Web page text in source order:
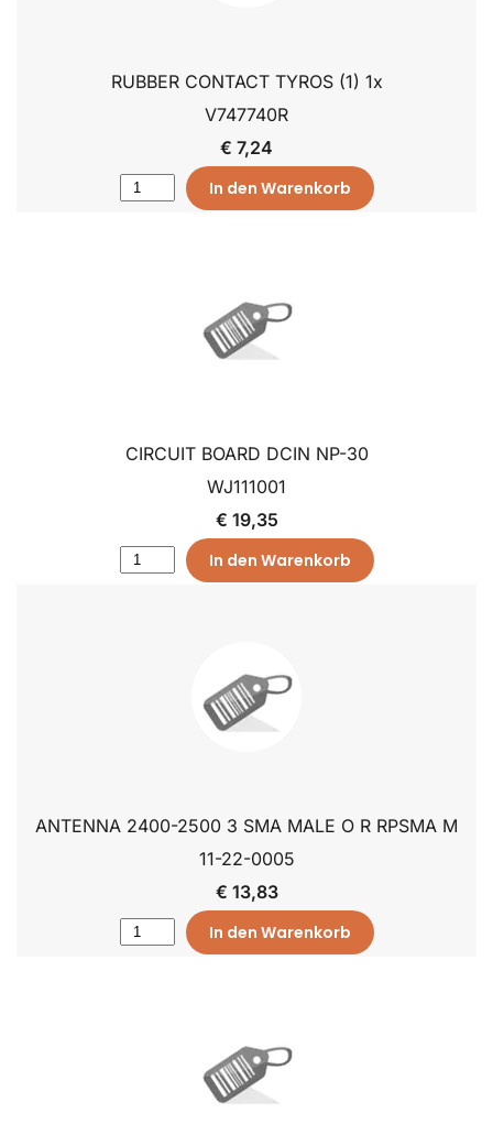
RUBBER CONTACT TYROS (1) 1x
V747740R
€ 7,24
In den Warenkorb
CIRCUIT BOARD DCIN NP-30
WJ111001
€ 19,35
In den Warenkorb
ANTENNA 2400-2500 3 SMA MALE O R RPSMA M
11-22-0005
€ 13,83
In den Warenkorb